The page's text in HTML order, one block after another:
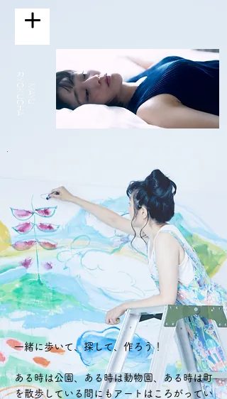
MAYU
​RYOKUCHA
一緒に歩いて、探して、作ろう！
ある時は公園、ある時は動物園、ある時は町
を散歩している間にもアートはころがってい